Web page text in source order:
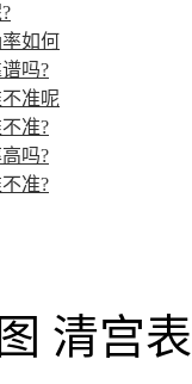
如何
吗?
准呢
准?
吗?
准?
清宫